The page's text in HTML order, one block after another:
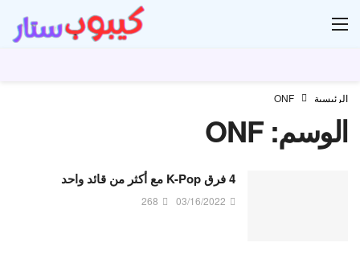
الرئيسية ONF
الوسم:ONF
4 فرق K-Pop مع أكثر من قائد واحد
03/16/2022
268